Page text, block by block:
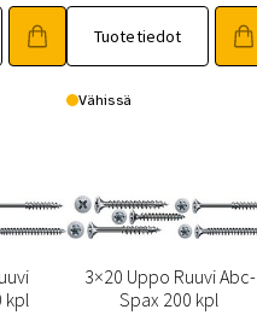
Tuotetiedot
Vähissä
kpl
3×20 Uppo Ruuvi Abc-
Spax 200 kpl